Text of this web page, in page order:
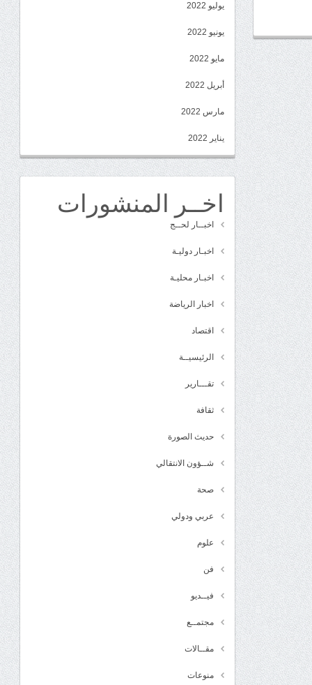
يوليو 2022
يونيو 2022
مايو 2022
أبريل 2022
مارس 2022
يناير 2022
اخــر المنشورات
اخبــار لحــج
اخبـار دوليـة
اخبـار محليـة
اخبار الرياضة
اقتصاد
الرئيسيــة
تقـــارير
ثقافة
حديث الصورة
شــؤون الانتقالي
صحة
عربي ودولي
علوم
فن
فيــديو
مجتمــع
مقــالات
منوعات